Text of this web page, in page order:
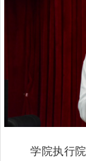
学院执行